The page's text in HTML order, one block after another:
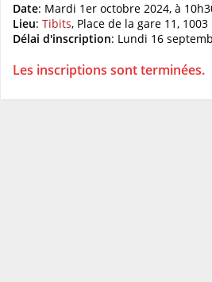
Date: Mardi 1er octobre 2024, à
Lieu: Tibits, Place de la gare 11,
Délai d'inscription: Lundi 16
Les inscriptions sont terminées.